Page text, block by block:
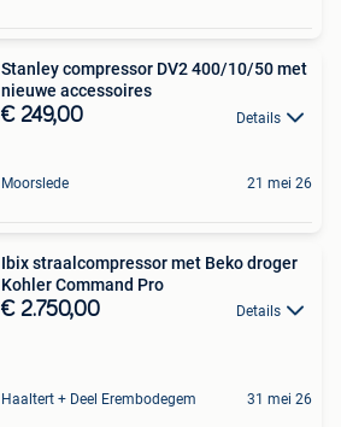
Stanley compressor DV2 400/10/50 met
nieuwe accessoires
€ 249,00 Details
Moorslede 21 mei 26
Ibix straalcompressor met Beko droger
Kohler Command Pro
€ 2.750,00 Details
Haaltert + Deel Erembodegem 31 mei 26